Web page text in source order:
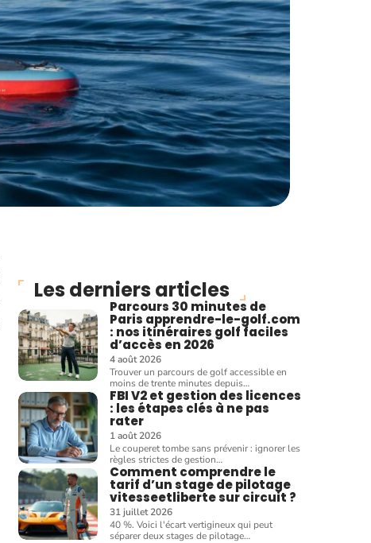
Les derniers articles
Parcours 30 minutes de
Paris apprendre-le-golf.com
: nos itinéraires golf faciles
d’accès en 2026
4 août 2026
Trouver un parcours de golf accessible en
moins de trente minutes depuis…
FBI V2 et gestion des licences
: les étapes clés à ne pas
rater
1 août 2026
Le couperet tombe sans prévenir : ignorer les
règles strictes de gestion…
Comment comprendre le
tarif d’un stage de pilotage
vitesseetliberte sur circuit ?
31 juillet 2026
40 %. Voici l'écart vertigineux qui peut
séparer deux stages de pilotage…